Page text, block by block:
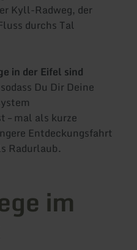
Kyll-Radweg, der
durchs Tal
in der Eifel sind
Du Dir Deine
– mal als kurze
Entdeckungsfahrt
Radurlaub.
im